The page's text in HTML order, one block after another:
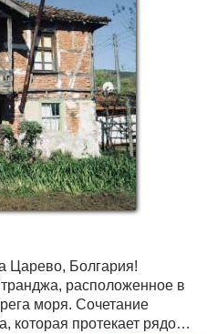
Царево, Болгария!
моря. Сочетание
которая протекает рядом с